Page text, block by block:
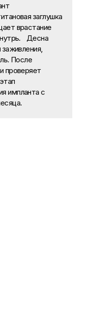
заглушка
врастание
Десна
После
проверяет
импланта с